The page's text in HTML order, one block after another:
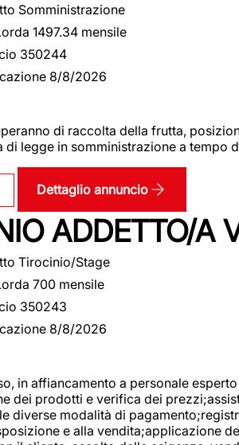
Somministrazione
1497.34 mensile
350244
8/8/2026
di raccolta della frutta,
di legge in somministrazione a tempo
Dettaglio annuncio
ADDETTO/A
Tirocinio/Stage
700 mensile
350243
8/8/2026
in affiancamento a personale
dei prodotti e verifica dei
diverse modalità di
e alla vendita;applicazione